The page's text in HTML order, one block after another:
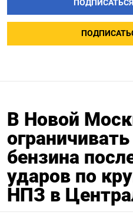
В Новой
бензина
ударов по
НПЗ в